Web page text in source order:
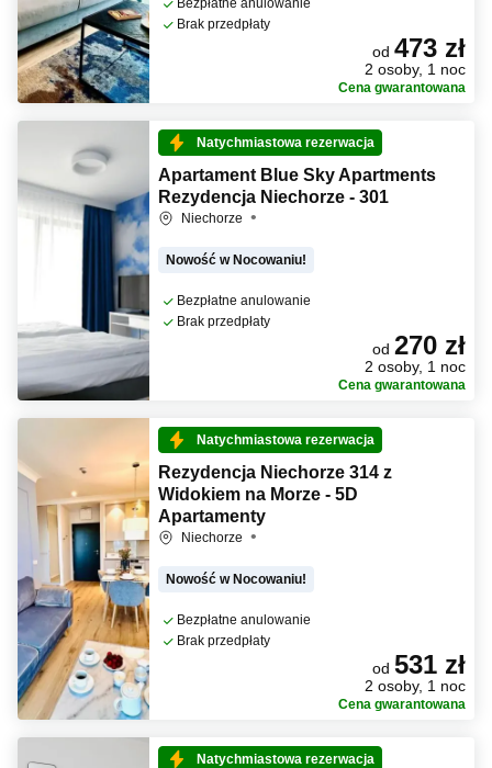
Bezpłatne anulowanie
Brak przedpłaty
od 473 zł
2 osoby, 1 noc
Cena gwarantowana
Natychmiastowa rezerwacja
Apartament Blue Sky Apartments
Rezydencja Niechorze - 301
Niechorze
Nowość w Nocowaniu!
Bezpłatne anulowanie
Brak przedpłaty
od 270 zł
2 osoby, 1 noc
Cena gwarantowana
Natychmiastowa rezerwacja
Rezydencja Niechorze 314 z
Widokiem na Morze - 5D
Apartamenty
Niechorze
Nowość w Nocowaniu!
Bezpłatne anulowanie
Brak przedpłaty
od 531 zł
2 osoby, 1 noc
Cena gwarantowana
Natychmiastowa rezerwacja